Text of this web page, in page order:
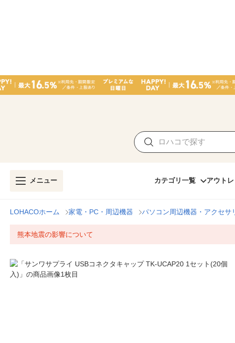
メニュー カテゴリ一覧 アウトレ
LOHACOホーム 家電・PC・周辺機器 パソコン周辺機器・アクセサ
熊本地震の影響について